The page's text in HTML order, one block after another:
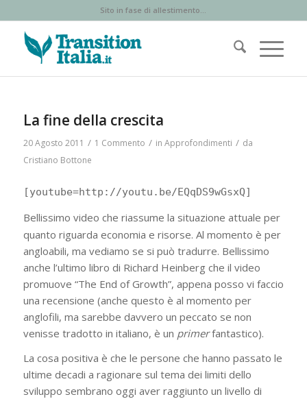
Sito in fase di allestimento...
La fine della crescita
20 Agosto 2011 / 1 Commento / in Approfondimenti / da
Cristiano Bottone
[youtube=http://youtu.be/EQqDS9wGsxQ]
Bellissimo video che riassume la situazione attuale per
quanto riguarda economia e risorse. Al momento è per
angloabili, ma vediamo se si può tradurre. Bellissimo
anche l’ultimo libro di Richard Heinberg che il video
promuove “The End of Growth”, appena posso vi faccio
una recensione (anche questo è al momento per
anglofili, ma sarebbe davvero un peccato se non
venisse tradotto in italiano, è un primerfantastico).
La cosa positiva è che le persone che hanno passato le
ultime decadi a ragionare sul tema dei limiti dello
sviluppo sembrano oggi aver raggiunto un livello di